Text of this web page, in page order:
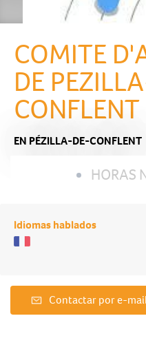
COMITE
DE
CONFLENT
EN PÉZILLA-DE-CONFLENT
HORAS
Idiomas hablados
Contactar por e-